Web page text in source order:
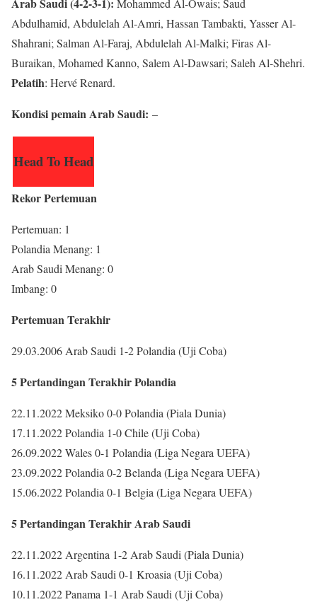
Abdulhamid, Abdulelah Al-Amri, Hassan Tambakti, Yasser Al-
Shahrani; Salman Al-Faraj, Abdulelah Al-Malki; Firas Al-
Buraikan, Mohamed Kanno, Salem Al-Dawsari; Saleh Al-Shehri.
Pelatih: Hervé Renard.
Kondisi pemain Arab Saudi: –
Head To Head
Rekor Pertemuan
Pertemuan: 1
Polandia Menang: 1
Arab Saudi Menang: 0
Imbang: 0
Pertemuan Terakhir
29.03.2006 Arab Saudi 1-2 Polandia (Uji Coba)
5 Pertandingan Terakhir Polandia
22.11.2022 Meksiko 0-0 Polandia (Piala Dunia)
17.11.2022 Polandia 1-0 Chile (Uji Coba)
26.09.2022 Wales 0-1 Polandia (Liga Negara UEFA)
23.09.2022 Polandia 0-2 Belanda (Liga Negara UEFA)
15.06.2022 Polandia 0-1 Belgia (Liga Negara UEFA)
5 Pertandingan Terakhir Arab Saudi
22.11.2022 Argentina 1-2 Arab Saudi (Piala Dunia)
16.11.2022 Arab Saudi 0-1 Kroasia (Uji Coba)
10.11.2022 Panama 1-1 Arab Saudi (Uji Coba)